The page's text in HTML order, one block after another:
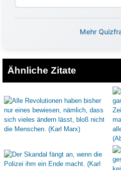
Mehr
Ähnliche Zitate